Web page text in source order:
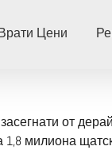
Цени
от
милиона